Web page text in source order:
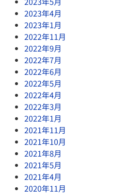
2023年4月
2023年1月
2022年11月
2022年9月
2022年7月
2022年6月
2022年5月
2022年4月
2022年3月
2022年1月
2021年11月
2021年10月
2021年8月
2021年5月
2021年4月
2020年11月